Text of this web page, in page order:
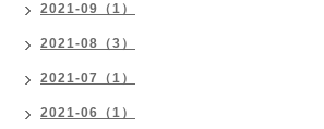
2021-09（1）
2021-08（3）
2021-07（1）
2021-06（1）